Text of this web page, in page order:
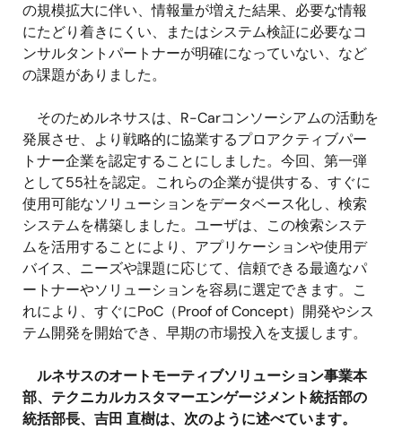
の規模拡大に伴い、情報量が増えた結果、必要な情報
にたどり着きにくい、またはシステム検証に必要なコ
ンサルタントパートナーが明確になっていない、など
の課題がありました。
そのためルネサスは、R-Carコンソーシアムの活動を
発展させ、より戦略的に協業するプロアクティブパー
トナー企業を認定することにしました。今回、第一弾
として55社を認定。これらの企業が提供する、すぐに
使用可能なソリューションをデータベース化し、検索
システムを構築しました。ユーザは、この検索システ
ムを活用することにより、アプリケーションや使用デ
バイス、ニーズや課題に応じて、信頼できる最適なパ
ートナーやソリューションを容易に選定できます。こ
れにより、すぐにPoC（Proof of Concept）開発やシス
テム開発を開始でき、早期の市場投入を支援します。
ルネサスのオートモーティブソリューション事業本
部、テクニカルカスタマーエンゲージメント統括部の
統括部長、吉田 直樹は、次のように述べています。